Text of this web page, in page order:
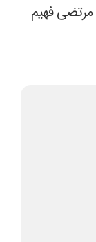
فهیم